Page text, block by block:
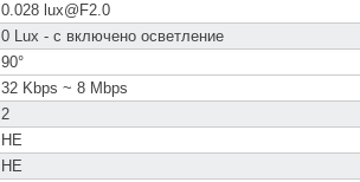
0.028 lux@F2.0
0 Lux - с включено осветление
90°
32 Kbps ~ 8 Mbps
2
НЕ
НЕ